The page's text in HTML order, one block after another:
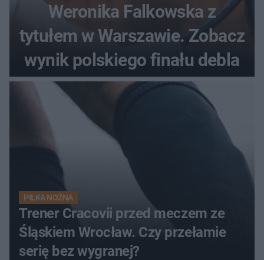
Weronika Falkowska z
tytułem w Warszawie. Zobacz
wynik polskiego finału debla
PIŁKA NOŻNA
Trener Cracovii przed meczem ze
Śląskiem Wrocław. Czy przełamie
serię bez wygranej?